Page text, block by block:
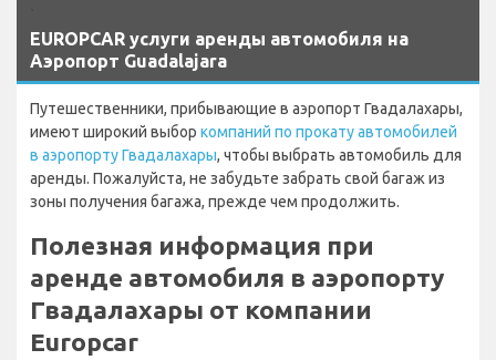
EUROPCAR услуги аренды автомобиля на
Аэропорт Guadalajara
Путешественники, прибывающие в аэропорт Гвадалахары,
имеют широкий выбор компаний по прокату автомобилей
в аэропорту Гвадалахары, чтобы выбрать автомобиль для
аренды. Пожалуйста, не забудьте забрать свой багаж из
зоны получения багажа, прежде чем продолжить.
Полезная информация при
аренде автомобиля в аэропорту
Гвадалахары от компании
Europcar